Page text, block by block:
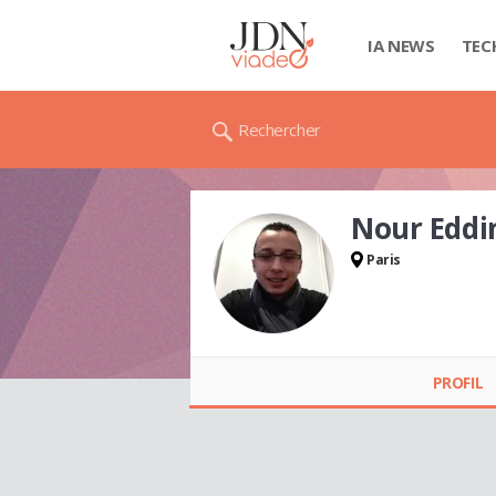
IA NEWS
Rechercher
Nour
Paris
PROFIL